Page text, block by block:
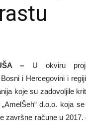
– U okviru
i Hercegovini i
koje su zadovoljile
d.o.o. koja
završne račune u